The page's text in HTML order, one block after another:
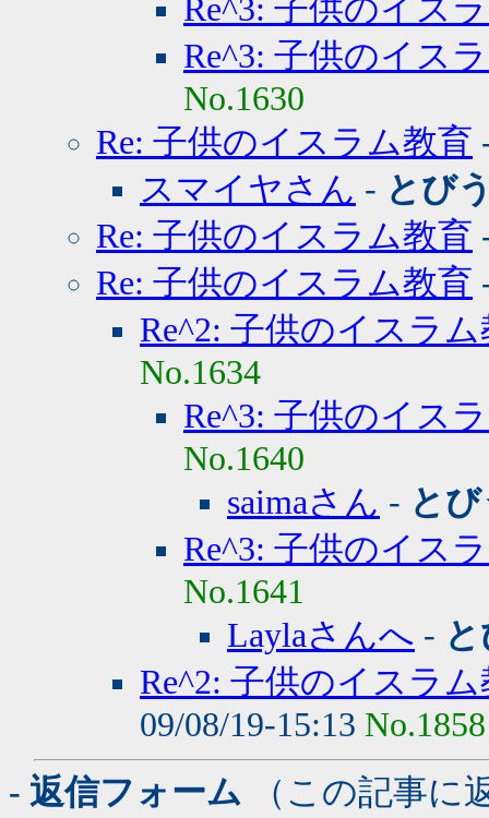
Re^3: 子供のイス
Re^3: 子供のイス
No.1630
Re: 子供のイスラム教育
スマイヤさん - とび
Re: 子供のイスラム教育
Re: 子供のイスラム教育
Re^2: 子供のイスラ
No.1634
Re^3: 子供のイス
No.1640
saimaさん - と
Re^3: 子供のイス
No.1641
Laylaさんへ -
Re^2: 子供のイスラ
09/08/19-15:13 No.1858
- 返信フォーム （この記事に